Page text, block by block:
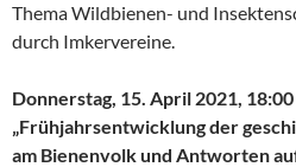
Thema Wildbienen- und
durch Imkervereine.
Donnerstag, 15. April 2021,
„Frühjahrsentwicklung der
am Bienenvolk und Antworten